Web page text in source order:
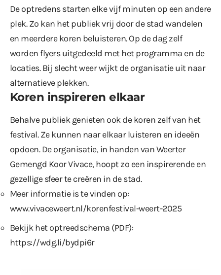
De optredens starten elke vijf minuten op een andere
plek. Zo kan het publiek vrij door de stad wandelen
en meerdere koren beluisteren. Op de dag zelf
worden flyers uitgedeeld met het programma en de
locaties. Bij slecht weer wijkt de organisatie uit naar
alternatieve plekken.
Koren inspireren elkaar
Behalve publiek genieten ook de koren zelf van het
festival. Ze kunnen naar elkaar luisteren en ideeën
opdoen. De organisatie, in handen van Weerter
Gemengd Koor Vivace, hoopt zo een inspirerende en
gezellige sfeer te creëren in de stad.
Meer informatie is te vinden op:
www.vivaceweert.nl/korenfestival-weert-2025
Bekijk het optreedschema (PDF):
https://wdg.li/bydpi6r